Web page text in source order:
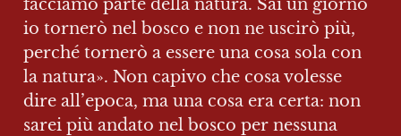
facciamo parte della natura. Sai un giorno
io tornerò nel bosco e non ne uscirò più,
perché tornerò a essere una cosa sola con
la natura». Non capivo che cosa volesse
dire all’epoca, ma una cosa era certa: non
sarei più andato nel bosco per nessuna